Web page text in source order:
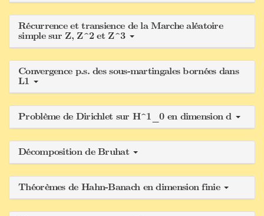
Récurrence et transience de la Marche aléatoire
simple sur Z, Z^2 et Z^3
Convergence p.s. des sous-martingales bornées dans
L1
Problème de Dirichlet sur H^1_0 en dimension d
Décomposition de Bruhat
Théorèmes de Hahn-Banach en dimension finie